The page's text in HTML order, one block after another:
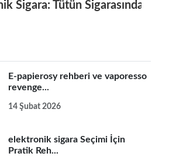
Sigara: Tütün Sigarasından
E-papierosy rehberi ve vaporesso
revenge...
14 Şubat 2026
elektronik sigara Seçimi İçin
Pratik Reh...